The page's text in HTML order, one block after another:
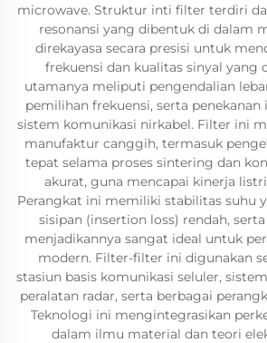
microwave. Struktur inti filter terdiri
resonansi yang dibentuk di dalam
direkayasa secara presisi untuk
frekuensi dan kualitas sinyal yang
utamanya meliputi pengendalian
pemilihan frekuensi, serta
sistem komunikasi nirkabel. Filter ini
manufaktur canggih, termasuk
tepat selama proses sintering dan
akurat, guna mencapai kinerja
Perangkat ini memiliki stabilitas suhu
sisipan (insertion loss) rendah,
menjadikannya sangat ideal untuk
modern. Filter-filter ini digunakan
stasiun basis komunikasi seluler,
peralatan radar, serta berbagai
Teknologi ini mengintegrasikan
dalam ilmu material dan teori